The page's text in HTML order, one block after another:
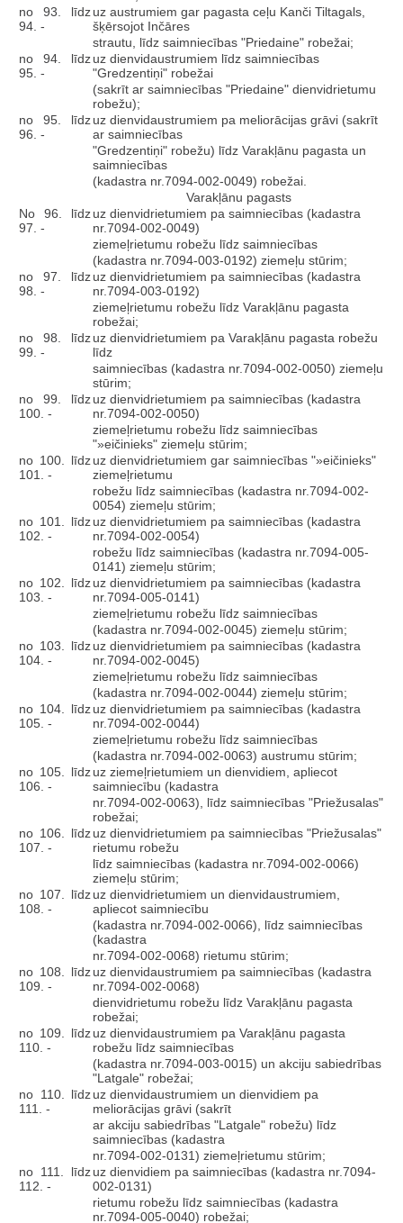
no 93. līdz
94. -
uz austrumiem gar pagasta ceļu Kanči Tiltagals,
šķērsojot Inčāres
strautu, līdz saimniecības "Priedaine" robežai;
no 94. līdz
95. -
uz dienvidaustrumiem līdz saimniecības
"Gredzentiņi" robežai
(sakrīt ar saimniecības "Priedaine" dienvidrietumu
robežu);
no 95. līdz
96. -
uz dienvidaustrumiem pa meliorācijas grāvi (sakrīt
ar saimniecības
"Gredzentiņi" robežu) līdz Varakļānu pagasta un
saimniecības
(kadastra nr.7094-002-0049) robežai.
Varakļānu pagasts
No 96. līdz
97. -
uz dienvidrietumiem pa saimniecības (kadastra
nr.7094-002-0049)
ziemeļrietumu robežu līdz saimniecības
(kadastra nr.7094-003-0192) ziemeļu stūrim;
no 97. līdz
98. -
uz dienvidrietumiem pa saimniecības (kadastra
nr.7094-003-0192)
ziemeļrietumu robežu līdz Varakļānu pagasta
robežai;
no 98. līdz
99. -
uz dienvidrietumiem pa Varakļānu pagasta robežu
līdz
saimniecības (kadastra nr.7094-002-0050) ziemeļu
stūrim;
no 99. līdz
100. -
uz dienvidrietumiem pa saimniecības (kadastra
nr.7094-002-0050)
ziemeļrietumu robežu līdz saimniecības
"»eičinieks" ziemeļu stūrim;
no 100. līdz
101. -
uz dienvidrietumiem gar saimniecības "»eičinieks"
ziemeļrietumu
robežu līdz saimniecības (kadastra nr.7094-002-
0054) ziemeļu stūrim;
no 101. līdz
102. -
uz dienvidrietumiem pa saimniecības (kadastra
nr.7094-002-0054)
robežu līdz saimniecības (kadastra nr.7094-005-
0141) ziemeļu stūrim;
no 102. līdz
103. -
uz dienvidrietumiem pa saimniecības (kadastra
nr.7094-005-0141)
ziemeļrietumu robežu līdz saimniecības
(kadastra nr.7094-002-0045) ziemeļu stūrim;
no 103. līdz
104. -
uz dienvidrietumiem pa saimniecības (kadastra
nr.7094-002-0045)
ziemeļrietumu robežu līdz saimniecības
(kadastra nr.7094-002-0044) ziemeļu stūrim;
no 104. līdz
105. -
uz dienvidrietumiem pa saimniecības (kadastra
nr.7094-002-0044)
ziemeļrietumu robežu līdz saimniecības
(kadastra nr.7094-002-0063) austrumu stūrim;
no 105. līdz
106. -
uz ziemeļrietumiem un dienvidiem, apliecot
saimniecību (kadastra
nr.7094-002-0063), līdz saimniecības "Priežusalas"
robežai;
no 106. līdz
107. -
uz dienvidrietumiem pa saimniecības "Priežusalas"
rietumu robežu
līdz saimniecības (kadastra nr.7094-002-0066)
ziemeļu stūrim;
no 107. līdz
108. -
uz dienvidrietumiem un dienvidaustrumiem,
apliecot saimniecību
(kadastra nr.7094-002-0066), līdz saimniecības
(kadastra
nr.7094-002-0068) rietumu stūrim;
no 108. līdz
109. -
uz dienvidaustrumiem pa saimniecības (kadastra
nr.7094-002-0068)
dienvidrietumu robežu līdz Varakļānu pagasta
robežai;
no 109. līdz
110. -
uz dienvidaustrumiem pa Varakļānu pagasta
robežu līdz saimniecības
(kadastra nr.7094-003-0015) un akciju sabiedrības
"Latgale" robežai;
no 110. līdz
111. -
uz dienvidaustrumiem un dienvidiem pa
meliorācijas grāvi (sakrīt
ar akciju sabiedrības "Latgale" robežu) līdz
saimniecības (kadastra
nr.7094-002-0131) ziemeļrietumu stūrim;
no 111. līdz
112. -
uz dienvidiem pa saimniecības (kadastra nr.7094-
002-0131)
rietumu robežu līdz saimniecības (kadastra
nr.7094-005-0040) robežai;